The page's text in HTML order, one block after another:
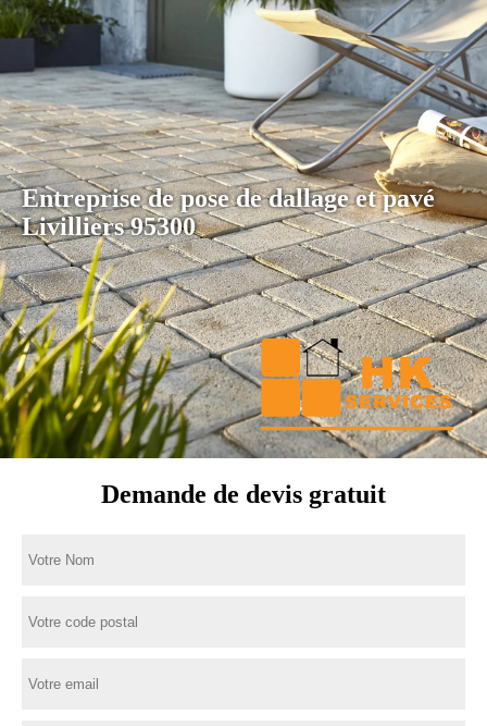
Entreprise de pose de dallage et pavé
Livilliers 95300
Demande de devis gratuit